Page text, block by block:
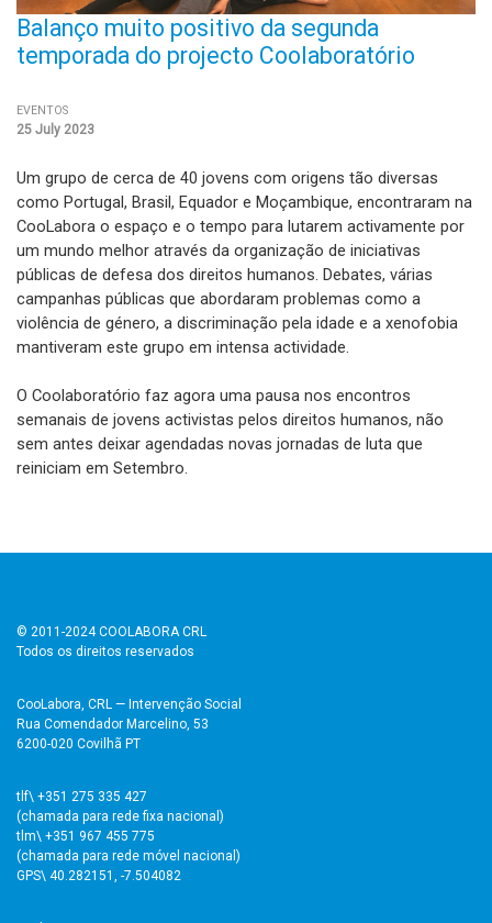
Balanço muito positivo da segunda
temporada do projecto Coolaboratório
EVENTOS
25 July 2023
Um grupo de cerca de 40 jovens com origens tão diversas
como Portugal, Brasil, Equador e Moçambique, encontraram na
CooLabora o espaço e o tempo para lutarem activamente por
um mundo melhor através da organização de iniciativas
públicas de defesa dos direitos humanos. Debates, várias
campanhas públicas que abordaram problemas como a
violência de género, a discriminação pela idade e a xenofobia
mantiveram este grupo em intensa actividade.
O Coolaboratório faz agora uma pausa nos encontros
semanais de jovens activistas pelos direitos humanos, não
sem antes deixar agendadas novas jornadas de luta que
reiniciam em Setembro.
© 2011-2024 COOLABORA CRL
Todos os direitos reservados
CooLabora, CRL — Intervenção Social
Rua Comendador Marcelino, 53
6200-020 Covilhã PT
tlf\ +351 275 335 427
(chamada para rede fixa nacional)
tlm\ +351 967 455 775
(chamada para rede móvel nacional)
GPS\ 40.282151, -7.504082